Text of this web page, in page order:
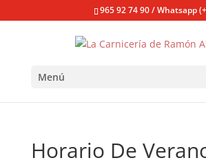
965 92 74 90 / Whatsapp
Menú
Horario De